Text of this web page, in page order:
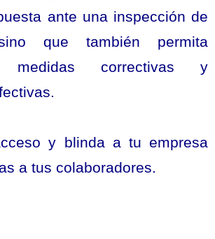
ante una inspección de
que también permita
medidas correctivas y
y blinda a tu empresa
a tus colaboradores.